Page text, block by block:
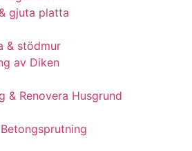
gjuta platta
& stödmur
av Diken
& Renovera Husgrund